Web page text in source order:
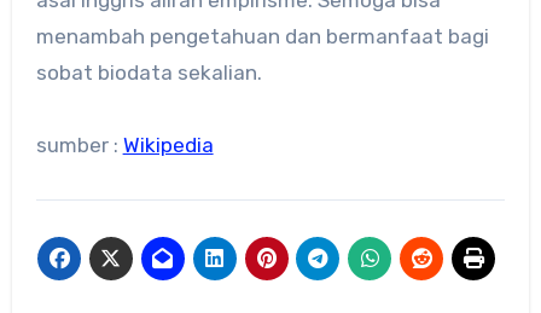
menambah pengetahuan dan bermanfaat bagi
sobat biodata sekalian.
sumber : Wikipedia